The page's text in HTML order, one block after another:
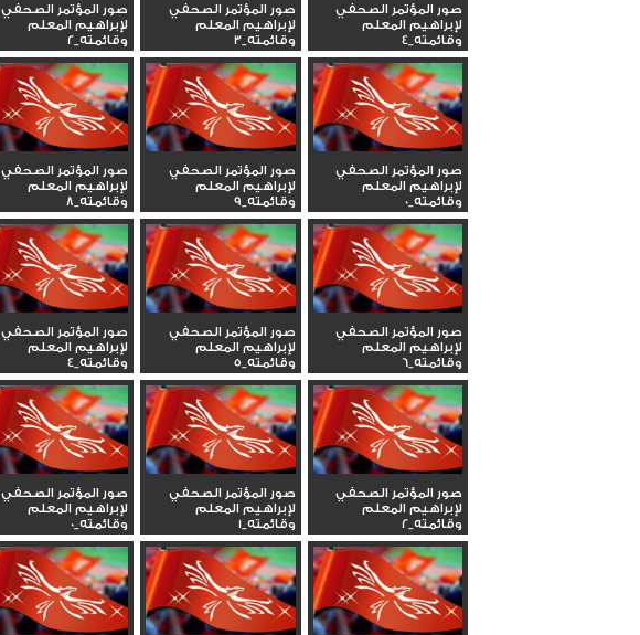
صور المؤتمر الصحفي
لإبراهيم المعلم
وقائمته_4
صور المؤتمر الصحفي
لإبراهيم المعلم
وقائمته_3
صور المؤتمر الصحفي
لإبراهيم المعلم
وقائمته_2
صور المؤتمر الصحفي
لإبراهيم المعلم
وقائمته_0
صور المؤتمر الصحفي
لإبراهيم المعلم
وقائمته_9
صور المؤتمر الصحفي
لإبراهيم المعلم
وقائمته_8
صور المؤتمر الصحفي
لإبراهيم المعلم
وقائمته_6
صور المؤتمر الصحفي
لإبراهيم المعلم
وقائمته_5
صور المؤتمر الصحفي
لإبراهيم المعلم
وقائمته_4
صور المؤتمر الصحفي
لإبراهيم المعلم
وقائمته_2
صور المؤتمر الصحفي
لإبراهيم المعلم
وقائمته_1
صور المؤتمر الصحفي
لإبراهيم المعلم
وقائمته_0